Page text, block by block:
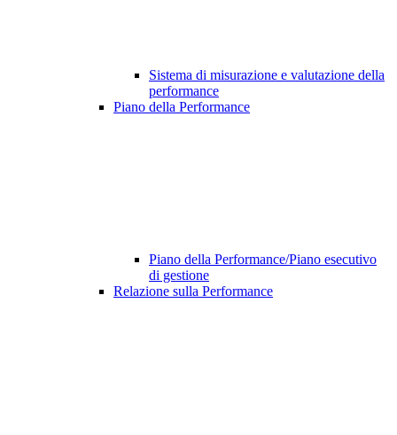
Sistema di misurazione e valutazione della
performance
Piano della Performance
Piano della Performance/Piano esecutivo
di gestione
Relazione sulla Performance